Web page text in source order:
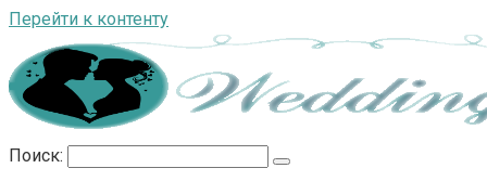
Перейти к контенту
Поиск: